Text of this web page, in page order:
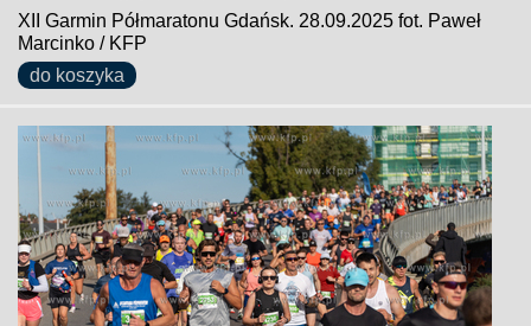
XII Garmin Półmaratonu Gdańsk. 28.09.2025 fot. Paweł
Marcinko / KFP
do koszyka